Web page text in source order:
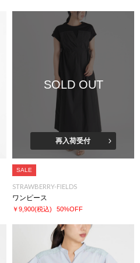
SOLD OUT
再入荷受付
SALE
STRAWBERRY-FIELDS
ワンピース
￥9,900(税込) 50%OFF